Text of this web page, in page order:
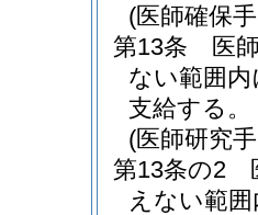
(医師確保
第13条
医
ない範囲
支給する。
(医師研究
第13条の2
えない範